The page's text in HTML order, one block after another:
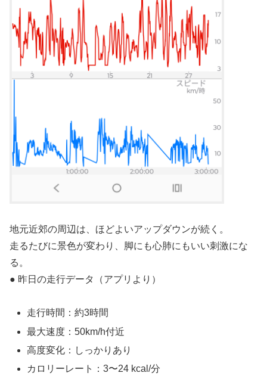
地元近郊の周辺は、ほどよいアップダウンが続く。
走るたびに景色が変わり、脚にも心肺にもいい刺激にな
る。
● 昨日の走行データ（アプリより）
走行時間：約3時間
最大速度：50km/h付近
高度変化：しっかりあり
カロリーレート：3〜24 kcal/分